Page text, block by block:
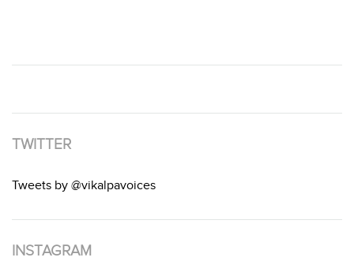
TWITTER
Tweets by @vikalpavoices
INSTAGRAM